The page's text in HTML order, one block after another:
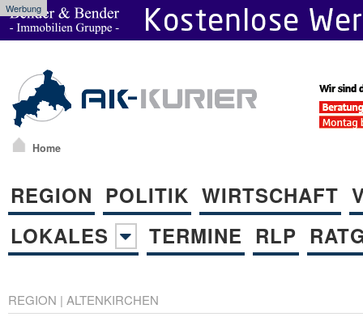
Werbung
Home
REGION POLITIK WIRTSCHAFT
LOKALES
TERMINE RLP
REGION | ALTENKIRCHEN